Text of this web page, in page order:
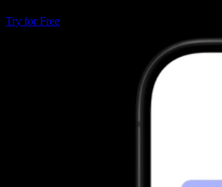
Try for Free